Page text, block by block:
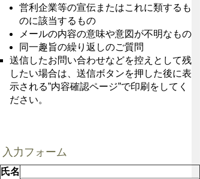
営利企業等の宣伝またはこれに類するも
のに該当するもの
メールの内容の意味や意図が不明なもの
同一趣旨の繰り返しのご質問
送信したお問い合わせなどを控えとして残
したい場合は、送信ボタンを押した後に表
示される”内容確認ページ”で印刷をしてく
ださい。
入力フォーム
氏名